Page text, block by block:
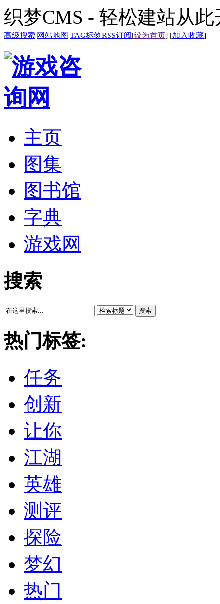
织梦CMS - 轻松建站从此
高级搜索|网站地图|TAG标签RSS订阅[设为首页] [加入收藏]
主页
图集
图书馆
字典
游戏网
搜索
搜索
热门标签:
任务
创新
让你
江湖
英雄
测评
探险
梦幻
热门